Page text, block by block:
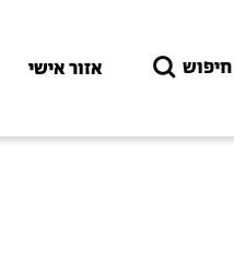
חיפוש אזור אישי